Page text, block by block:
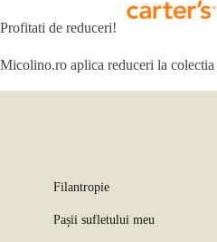
Profitati de reduceri!
Micolino.ro aplica reduceri la
Filantropie
Pașii sufletului meu